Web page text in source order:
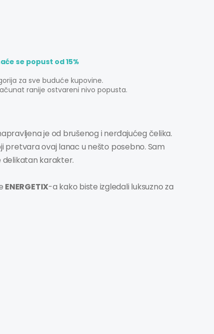
se popust od 15%
za sve buduće kupovine.
ranije ostvareni nivo popusta.
je od brušenog i nerđajućeg čelika.
pretvara ovaj lanac u nešto posebno. Sam
delikatan karakter.
ENERGETIX-a kako biste izgledali luksuzno za